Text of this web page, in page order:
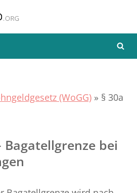
(WoGG) » § 30a
Bagatellgrenze bei